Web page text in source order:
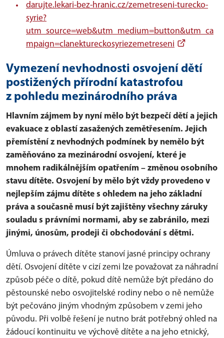
darujte.lekari-bez-hranic.cz/zemetreseni-turecko-
syrie?
utm_source=web&utm_medium=button&utm_ca
mpaign=clanektureckosyriezemetreseni
Vymezení nevhodnosti osvojení dětí
postižených přírodní katastrofou
z pohledu mezinárodního práva
Hlavním zájmem by nyní mělo být bezpečí dětí a jejich
evakuace z oblastí zasažených zemětřesením. Jejich
přemístění z nevhodných podmínek by nemělo být
zaměňováno za mezinárodní osvojení, které je
mnohem radikálnějším opatřením – změnou osobního
stavu dítěte. Osvojení by mělo být vždy provedeno v
nejlepším zájmu dítěte s ohledem na jeho základní
práva a současně musí být zajištěny všechny záruky
souladu s právními normami, aby se zabránilo, mezi
jinými, únosům, prodeji či obchodování s dětmi.
Úmluva o právech dítěte stanoví jasné principy ochrany
dětí. Osvojení dítěte v cizí zemi lze považovat za náhradní
způsob péče o dítě, pokud dítě nemůže být předáno do
pěstounské nebo osvojitelské rodiny nebo o ně nemůže
být pečováno jiným vhodným způsobem v zemi jeho
původu. Při volbě řešení je nutno brát potřebný ohled na
žádoucí kontinuitu ve výchově dítěte a na jeho etnický,